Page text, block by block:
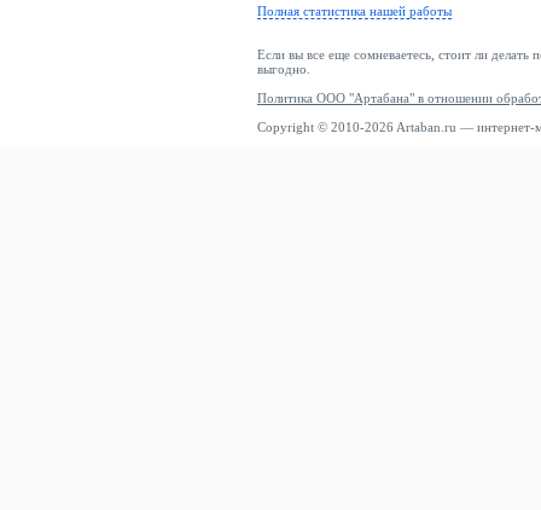
Полная статистика нашей работы
Если вы все еще сомневаетесь, стоит ли делать
выгодно.
Политика ООО "Артабана" в отношении
Copyright © 2010-2026 Artaban.ru — интернет-